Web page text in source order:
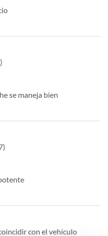
se maneja bien
con el vehículo